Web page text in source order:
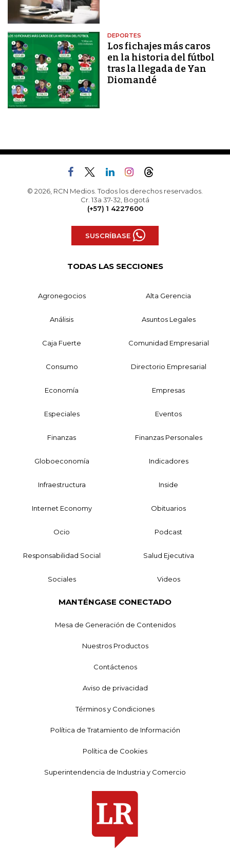
DEPORTES
Los fichajes más caros
en la historia del fútbol
tras la llegada de Yan
Diomandé
© 2026, RCN Medios. Todos los derechos reservados.
Cr. 13a 37-32, Bogotá
(+57) 1 4227600
SUSCRÍBASE
TODAS LAS SECCIONES
Agronegocios Alta Gerencia
Análisis Asuntos Legales
Caja Fuerte Comunidad Empresarial
Consumo Directorio Empresarial
Economía Empresas
Especiales Eventos
Finanzas Finanzas Personales
Globoeconomía Indicadores
Infraestructura Inside
Internet Economy Obituarios
Ocio Podcast
Responsabilidad Social Salud Ejecutiva
Sociales Videos
MANTÉNGASE CONECTADO
Mesa de Generación de Contenidos
Nuestros Productos
Contáctenos
Aviso de privacidad
Términos y Condiciones
Política de Tratamiento de Información
Política de Cookies
Superintendencia de Industria y Comercio